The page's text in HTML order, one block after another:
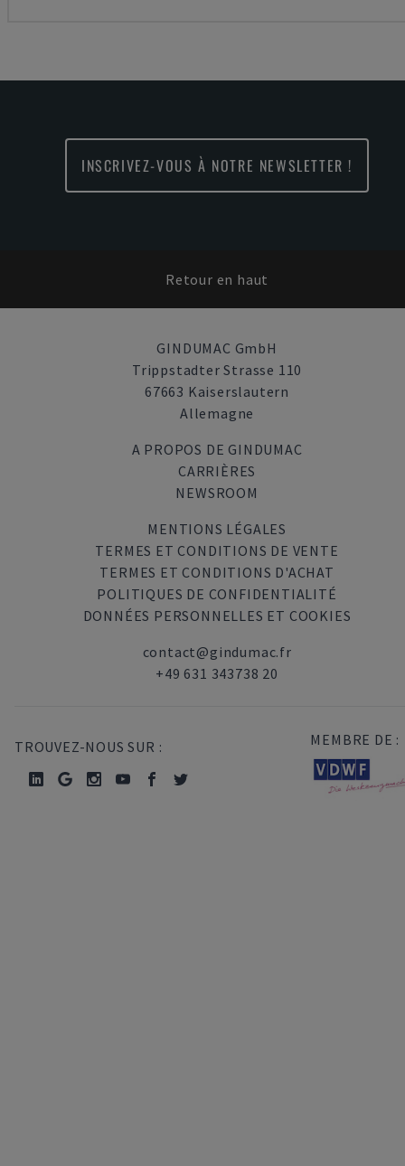
INSCRIVEZ-VOUS À NOTRE NEWSLETTER !
Retour en haut
GINDUMAC GmbH
Trippstadter Strasse 110
67663 Kaiserslautern
Allemagne
A PROPOS DE GINDUMAC
CARRIÈRES
NEWSROOM
MENTIONS LÉGALES
TERMES ET CONDITIONS DE VENTE
TERMES ET CONDITIONS D'ACHAT
POLITIQUES DE CONFIDENTIALITÉ
DONNÉES PERSONNELLES ET COOKIES
contact@gindumac.fr
+49 631 343738 20
TROUVEZ-NOUS SUR : MEMBRE DE :